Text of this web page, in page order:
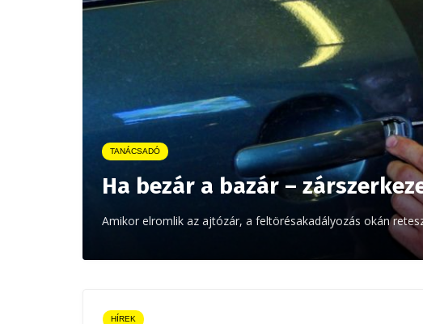
TANÁCSADÓ
Ha bezár a bazár –
Amikor elromlik az ajtózár, a feltörésakadályozás okán
HÍREK